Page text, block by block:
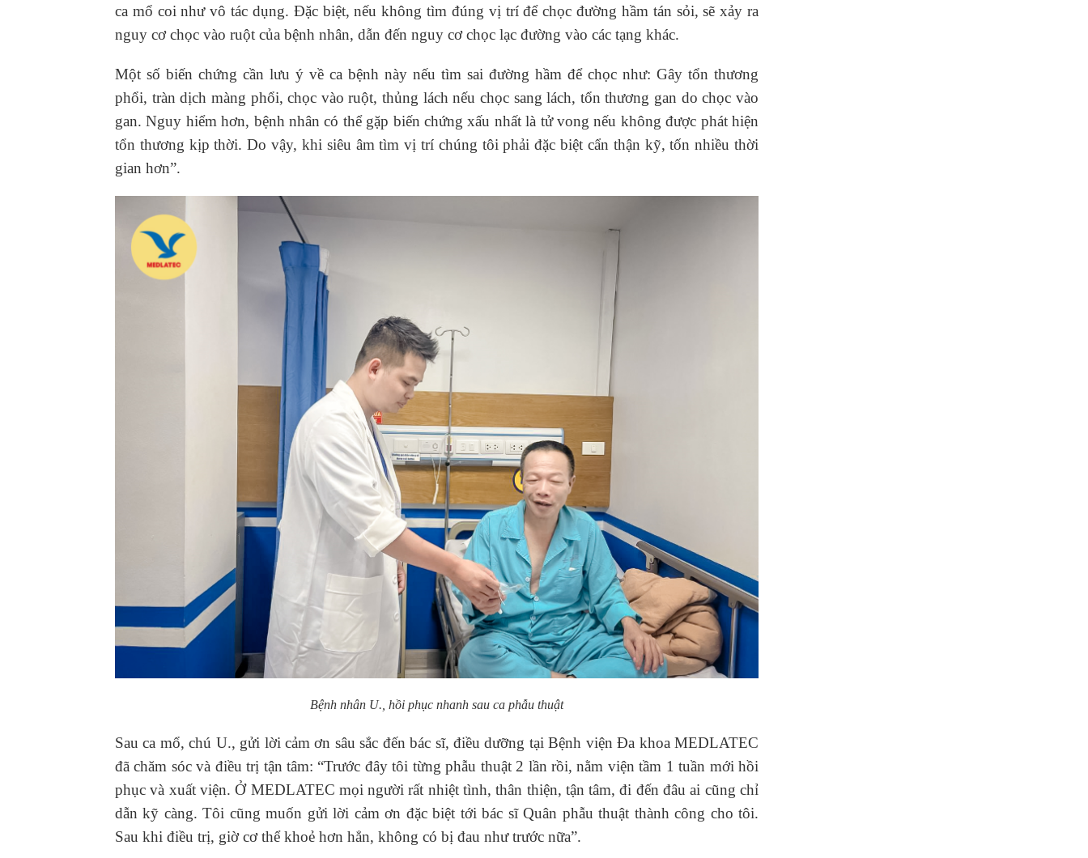
ca mổ coi như vô tác dụng. Đặc biệt, nếu không tìm đúng vị trí để chọc đường hầm tán sỏi, sẽ xảy ra
nguy cơ chọc vào ruột của bệnh nhân, dẫn đến nguy cơ chọc lạc đường vào các tạng khác.
Một số biến chứng cần lưu ý về ca bệnh này nếu tìm sai đường hầm để chọc như: Gây tổn thương
phổi, tràn dịch màng phổi, chọc vào ruột, thủng lách nếu chọc sang lách, tổn thương gan do chọc vào
gan. Nguy hiểm hơn, bệnh nhân có thể gặp biến chứng xấu nhất là tử vong nếu không được phát hiện
tổn thương kịp thời. Do vậy, khi siêu âm tìm vị trí chúng tôi phải đặc biệt cẩn thận kỹ, tốn nhiều thời
gian hơn”.
Bệnh nhân U., hồi phục nhanh sau ca phẫu thuật
Sau ca mổ, chú U., gửi lời cảm ơn sâu sắc đến bác sĩ, điều dưỡng tại Bệnh viện Đa khoa MEDLATEC
đã chăm sóc và điều trị tận tâm: “Trước đây tôi từng phẫu thuật 2 lần rồi, nằm viện tầm 1 tuần mới hồi
phục và xuất viện. Ở MEDLATEC mọi người rất nhiệt tình, thân thiện, tận tâm, đi đến đâu ai cũng chỉ
dẫn kỹ càng. Tôi cũng muốn gửi lời cảm ơn đặc biệt tới bác sĩ Quân phẫu thuật thành công cho tôi.
Sau khi điều trị, giờ cơ thể khoẻ hơn hẳn, không có bị đau như trước nữa”.